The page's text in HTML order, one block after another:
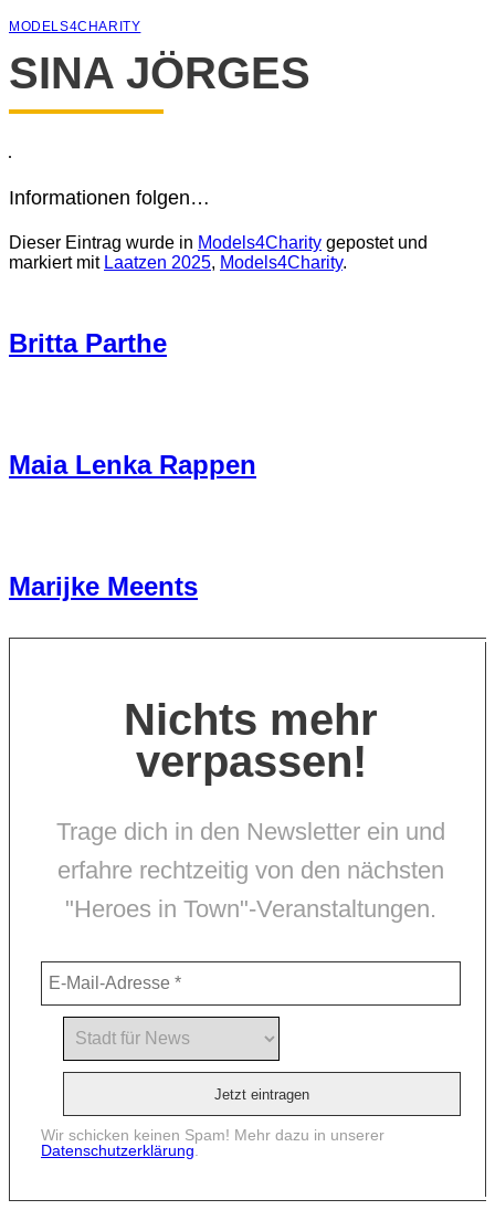
MODELS4CHARITY
SINA JÖRGES
Informationen folgen…
Dieser Eintrag wurde in Models4Charity gepostet und
markiert mit Laatzen 2025, Models4Charity.
Britta Parthe
Maia Lenka Rappen
Marijke Meents
Nichts mehr
verpassen!
Trage dich in den Newsletter ein und
erfahre rechtzeitig von den nächsten
"Heroes in Town"-Veranstaltungen.
Wir schicken keinen Spam! Mehr dazu in unserer
Datenschutzerklärung